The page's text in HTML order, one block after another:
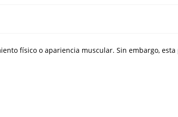
físico o apariencia muscular. Sin embargo, esta